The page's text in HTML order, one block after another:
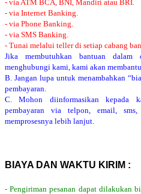
- via ATM BCA, BNI, Mandiri atau BRI.
- via Internet Banking.
- via Phone Banking.
- via SMS Banking.
- Tunai melalui teller di setiap cabang
Jika membutuhkan bantuan dalam
menghubungi kami, kami akan
B. Jangan lupa untuk menambahkan
pembayaran.
C. Mohon diinformasikan kepada
pembayaran via telpon, email,
memprosesnya lebih lanjut.
BIAYA DAN WAKTU KIRIM :
- Pengiriman pesanan dapat dilakukan